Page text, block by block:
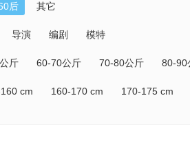
后 其它
导演 编剧 模特
斤 60-70公斤 70-80公斤 80-90
cm 160-170 cm 170-175 cm